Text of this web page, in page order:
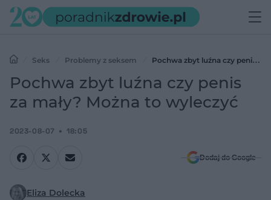
Seks Problemy z seksem
Pochwa zbyt luźna czy penis za
mały? Można to wyleczyć
Pochwa zbyt luźna czy penis
za mały? Można to wyleczyć
2023-08-07 18:05
Dodaj do Google
Eliza Dolecka